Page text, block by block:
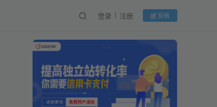
登录 注册 投稿